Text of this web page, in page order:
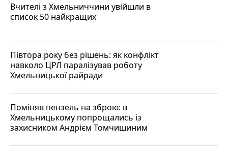
Вчителі з Хмельниччини увійшли в
список 50 найкращих
Півтора року без рішень: як конфлікт
навколо ЦРЛ паралізував роботу
Хмельницької райради
Поміняв пензель на зброю: в
Хмельницькому попрощались із
захисником Андрієм Томчишиним